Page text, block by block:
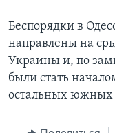
Беспорядки в
направлены на
Украины и, по
были стать
остальных южных